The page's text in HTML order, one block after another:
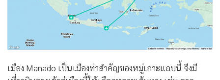
เมือง Manado เป็นเมืองท่าสำคัญของหมู่เกาะแถบนี้ จึงมี